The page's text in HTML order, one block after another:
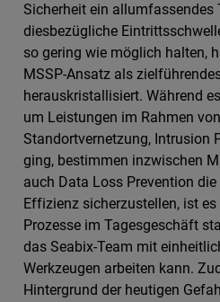
Sicherheit ein allumfassendes
diesbezügliche
so gering wie möglich halten,
MSSP-Ansatz als
herauskristallisiert. Während
um Leistungen im Rahmen
Standortvernetzung, Intrusion
ging, bestimmen inzwischen
auch Data Loss Prevention
Effizienz sicherzustellen, ist
Prozesse im Tagesgeschäft
das Seabix-Team mit
Werkzeugen arbeiten kann.
Hintergrund der heutigen